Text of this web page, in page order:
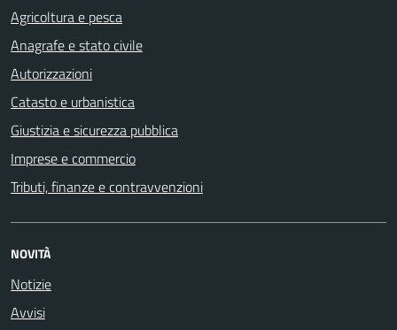
Agricoltura e pesca
Anagrafe e stato civile
Autorizzazioni
Catasto e urbanistica
Giustizia e sicurezza pubblica
Imprese e commercio
Tributi, finanze e contravvenzioni
NOVITÀ
Notizie
Avvisi